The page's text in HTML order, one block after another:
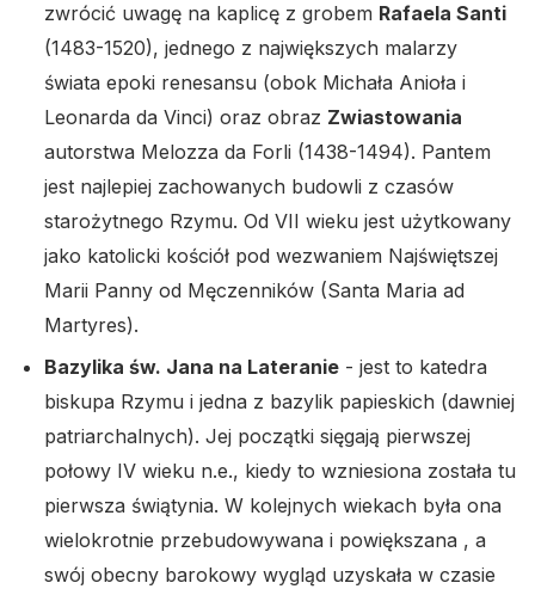
zwrócić uwagę na kaplicę z grobem Rafaela Santi
(1483-1520), jednego z największych malarzy
świata epoki renesansu (obok Michała Anioła i
Leonarda da Vinci) oraz obraz Zwiastowania
autorstwa Melozza da Forli (1438-1494). Pantem
jest najlepiej zachowanych budowli z czasów
starożytnego Rzymu. Od VII wieku jest użytkowany
jako katolicki kościół pod wezwaniem Najświętszej
Marii Panny od Męczenników (Santa Maria ad
Martyres).
Bazylika św. Jana na Lateranie - jest to katedra
biskupa Rzymu i jedna z bazylik papieskich (dawniej
patriarchalnych). Jej początki sięgają pierwszej
połowy IV wieku n.e., kiedy to wzniesiona została tu
pierwsza świątynia. W kolejnych wiekach była ona
wielokrotnie przebudowywana i powiększana , a
swój obecny barokowy wygląd uzyskała w czasie